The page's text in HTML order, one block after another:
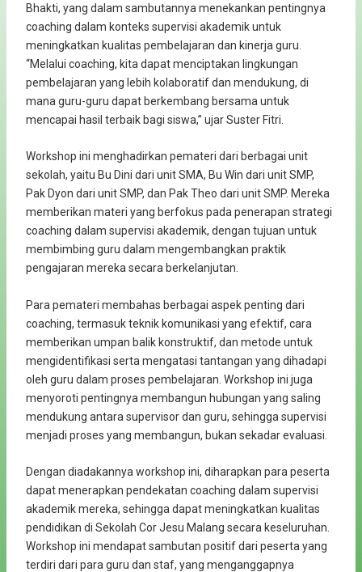
Bhakti, yang dalam sambutannya menekankan pentingnya
coaching dalam konteks supervisi akademik untuk
meningkatkan kualitas pembelajaran dan kinerja guru.
“Melalui coaching, kita dapat menciptakan lingkungan
pembelajaran yang lebih kolaboratif dan mendukung, di
mana guru-guru dapat berkembang bersama untuk
mencapai hasil terbaik bagi siswa,” ujar Suster Fitri.
Workshop ini menghadirkan pemateri dari berbagai unit
sekolah, yaitu Bu Dini dari unit SMA, Bu Win dari unit SMP,
Pak Dyon dari unit SMP, dan Pak Theo dari unit SMP. Mereka
memberikan materi yang berfokus pada penerapan strategi
coaching dalam supervisi akademik, dengan tujuan untuk
membimbing guru dalam mengembangkan praktik
pengajaran mereka secara berkelanjutan.
Para pemateri membahas berbagai aspek penting dari
coaching, termasuk teknik komunikasi yang efektif, cara
memberikan umpan balik konstruktif, dan metode untuk
mengidentifikasi serta mengatasi tantangan yang dihadapi
oleh guru dalam proses pembelajaran. Workshop ini juga
menyoroti pentingnya membangun hubungan yang saling
mendukung antara supervisor dan guru, sehingga supervisi
menjadi proses yang membangun, bukan sekadar evaluasi.
Dengan diadakannya workshop ini, diharapkan para peserta
dapat menerapkan pendekatan coaching dalam supervisi
akademik mereka, sehingga dapat meningkatkan kualitas
pendidikan di Sekolah Cor Jesu Malang secara keseluruhan.
Workshop ini mendapat sambutan positif dari peserta yang
terdiri dari para guru dan staf, yang menganggapnya